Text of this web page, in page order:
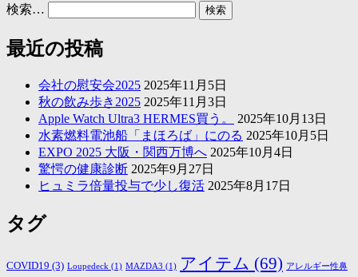
検索…
最近の投稿
会社の慰安会2025 2025年11月5日
秋の飲み歩き2025 2025年11月3日
Apple Watch Ultra3 HERMES買う。
2025年10月13日
水素燃料電池船「まほろば」にのる 2025年10月5日
EXPO 2025 大阪・関西万博へ 2025年10月4日
驚愕の健康診断 2025年9月27日
ヒュミラ倍量投与で少し復活 2025年8月17日
タグ
COVID19 (3) Loupedeck (1) MAZDA3 (1) アイテム (69) アレルギー性鼻